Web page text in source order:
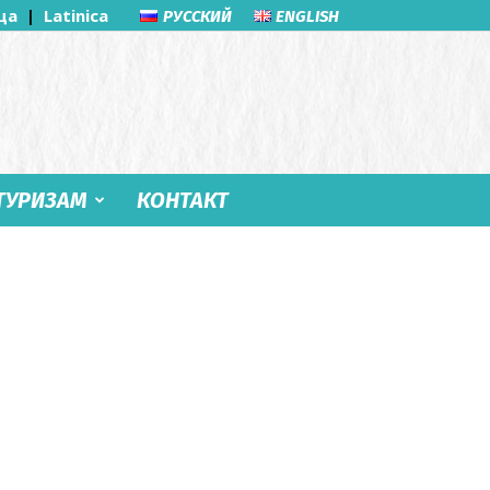
| Latinica РУССКИЙ ENGLISH
КОНТАКТ